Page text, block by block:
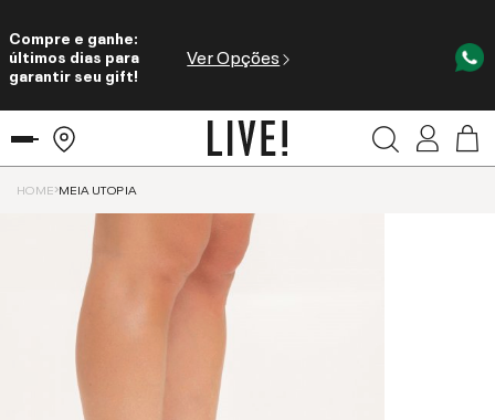
Compre e ganhe:
últimos dias para
garantir seu gift!
Ver Opções
HOME MEIA UTOPIA